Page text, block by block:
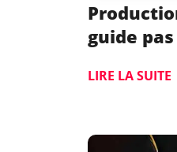
guide
LIRE LA SUITE